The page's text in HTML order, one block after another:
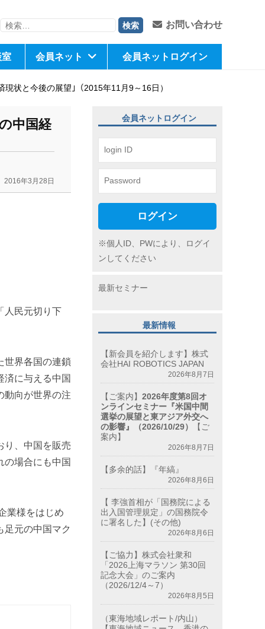
検
お問い合わせ
会員ネット 会員ネットログイン
状と今後の展望｣（2015年11月9～16日）
中国経
2016年3月28日
人民元切り下
世界各国の連鎖
済に与える中国
動向が世界の注
り、中国を販売
の場合にも中国
業様をはじめ
足元の中国マク
会員ネットログイン
ログイン
※個人ID、PWにより、ログイ
ンしてください
最新セミナー
最新情報
【新会員を紹介します】株式
会社HAI ROBOTICS JAPAN
2026年8月7日
【ご案内】2026年度第8回オ
ンラインセミナー『米国中間
選挙の展望と東アジア外交へ
の影響』（2026/10/29）
【ご
案内】
2026年8月7日
【多余的話】『年縞』
2026年8月6日
【 李強首相が「国務院による
出入国管理規定」の国務院令
に署名した】(その他)
2026年8月6日
【ご協力】株式会社衆和
「2026上海マラソン 第30回
記念大会」のご案内
（2026/12/4～7）
2026年8月5日
（東海地域レポート/内山）